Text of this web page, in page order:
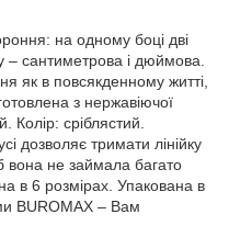
на одному боці дві
сантиметрова і дюймова.
як в повсякденному житті,
з нержавіючої
Колір: сріблястий.
дозволяє тримати лінійку
вона не займала багато
в 6 розмірах. Упакована в
BUROMAX – Вам